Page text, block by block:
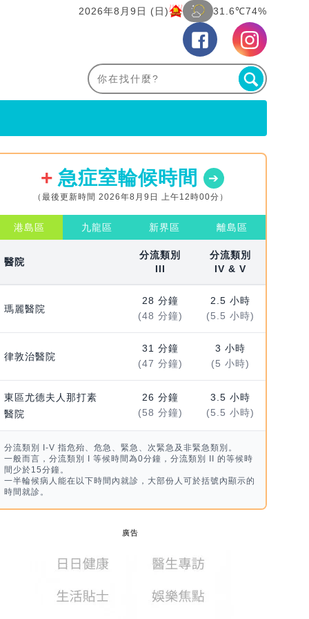
2026年8月9日 (日) 31.6℃74%
急症室輪候時間
（最後更新時間 2026年8月9日 上午12時00分）
港島區 九龍區 新界區 離島區
醫院
分流類別
III
分流類別
IV & V
瑪麗醫院
28 分鐘
(48 分鐘)
2.5 小時
(5.5 小時)
律敦治醫院
31 分鐘
(47 分鐘)
3 小時
(5 小時)
東區尤德夫人那打素
醫院
26 分鐘
(58 分鐘)
3.5 小時
(5.5 小時)
分流類別 I-V 指危殆、危急、緊急、次緊急及非緊急類別。
一般而言，分流類別 I 等候時間為0分鐘，分流類別 II 的等候時
間少於15分鐘。
一半輪候病人能在以下時間內就診，大部份人可於括號內顯示的
時間就診。
廣告